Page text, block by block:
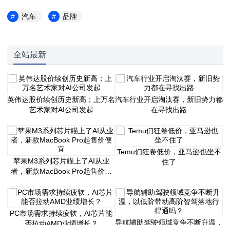
汽车 品牌
全站最新
英伟达股价续创历史新高；上万名
艺术家对AI公司发起
汽车行业开启淘汰赛，新旧势力都
在寻找出路
苹果M3系列芯片瞄上了AI从业
者，新款MacBook Pro起售价便
Temu们狂卷低价，亚马逊也坐不
住了
PC市场需求持续疲软，AI芯片能
否拉动AMD业绩增长？
导航辅助驾驶领域竞争不断升温，